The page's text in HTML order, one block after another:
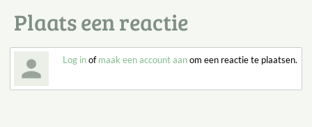
Plaats een reactie
Log inofmaak een account aanom een reactie te plaatsen.